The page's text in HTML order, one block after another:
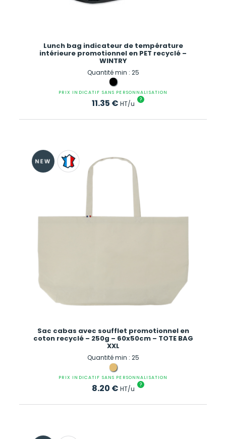
Lunch bag indicateur de température
intérieure promotionnel en PET recyclé –
WINTRY
Quantité min : 25
PRIX INDICATIF SANS PERSONNALISATION
11.35 € HT/u ?
Sac cabas avec soufflet promotionnel en
coton recyclé – 250g – 60x50cm – TOTE BAG
XXL
Quantité min : 25
PRIX INDICATIF SANS PERSONNALISATION
8.20 € HT/u ?